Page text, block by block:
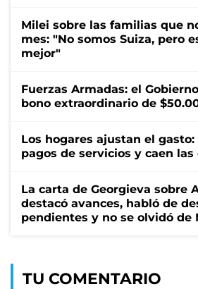
Milei sobre las familias que
mes: "No somos Suiza, pero
mejor"
Fuerzas Armadas: el
bono extraordinario de
Los hogares ajustan el gasto:
pagos de servicios y caen las
La carta de Georgieva sobre
destacó avances, habló de
pendientes y no se olvidó de
TU COMENTARIO